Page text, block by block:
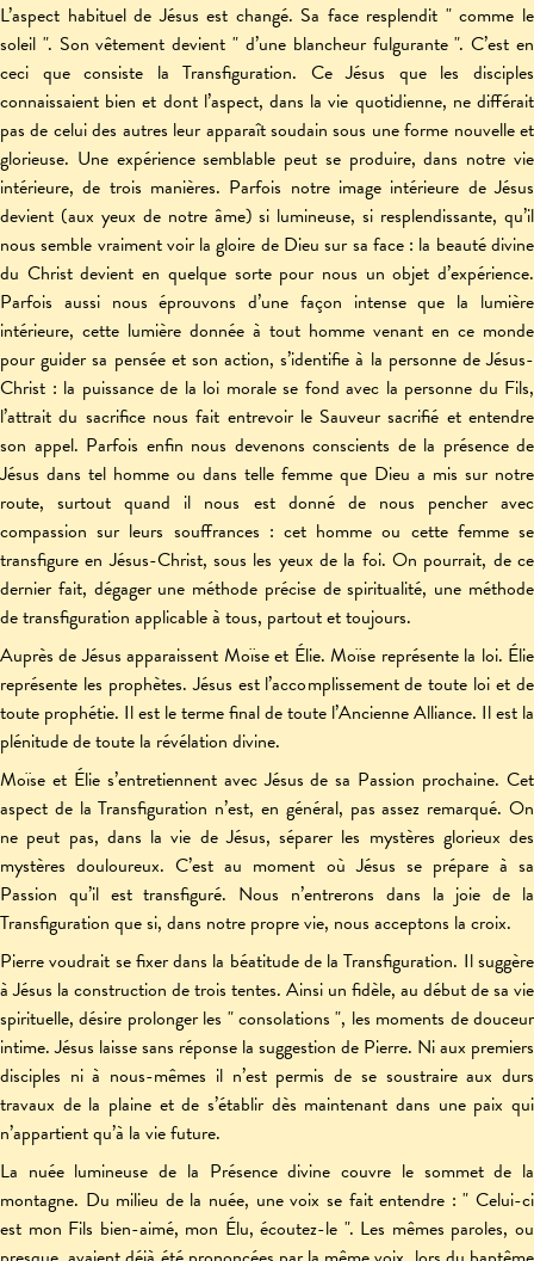
L’aspect habituel de Jésus est changé. Sa face resplendit " comme le
soleil ". Son vêtement devient " d’une blancheur fulgurante ". C’est en
ceci que consiste la Transfiguration. Ce Jésus que les disciples
connaissaient bien et dont l’aspect, dans la vie quotidienne, ne différait
pas de celui des autres leur apparaît soudain sous une forme nouvelle et
glorieuse. Une expérience semblable peut se produire, dans notre vie
intérieure, de trois manières. Parfois notre image intérieure de Jésus
devient (aux yeux de notre âme) si lumineuse, si resplendissante, qu’il
nous semble vraiment voir la gloire de Dieu sur sa face : la beauté divine
du Christ devient en quelque sorte pour nous un objet d’expérience.
Parfois aussi nous éprouvons d’une façon intense que la lumière
intérieure, cette lumière donnée à tout homme venant en ce monde
pour guider sa pensée et son action, s’identifie à la personne de Jésus-
Christ : la puissance de la loi morale se fond avec la personne du Fils,
l’attrait du sacrifice nous fait entrevoir le Sauveur sacrifié et entendre
son appel. Parfois enfin nous devenons conscients de la présence de
Jésus dans tel homme ou dans telle femme que Dieu a mis sur notre
route, surtout quand il nous est donné de nous pencher avec
compassion sur leurs souffrances : cet homme ou cette femme se
transfigure en Jésus-Christ, sous les yeux de la foi. On pourrait, de ce
dernier fait, dégager une méthode précise de spiritualité, une méthode
de transfiguration applicable à tous, partout et toujours.
Auprès de Jésus apparaissent Moïse et Élie. Moïse représente la loi. Élie
représente les prophètes. Jésus est l’accomplissement de toute loi et de
toute prophétie. Il est le terme final de toute l’Ancienne Alliance. Il est la
plénitude de toute la révélation divine.
Moïse et Élie s’entretiennent avec Jésus de sa Passion prochaine. Cet
aspect de la Transfiguration n’est, en général, pas assez remarqué. On
ne peut pas, dans la vie de Jésus, séparer les mystères glorieux des
mystères douloureux. C’est au moment où Jésus se prépare à sa
Passion qu’il est transfiguré. Nous n’entrerons dans la joie de la
Transfiguration que si, dans notre propre vie, nous acceptons la croix.
Pierre voudrait se fixer dans la béatitude de la Transfiguration. Il suggère
à Jésus la construction de trois tentes. Ainsi un fidèle, au début de sa vie
spirituelle, désire prolonger les " consolations ", les moments de douceur
intime. Jésus laisse sans réponse la suggestion de Pierre. Ni aux premiers
disciples ni à nous-mêmes il n’est permis de se soustraire aux durs
travaux de la plaine et de s’établir dès maintenant dans une paix qui
n’appartient qu’à la vie future.
La nuée lumineuse de la Présence divine couvre le sommet de la
montagne. Du milieu de la nuée, une voix se fait entendre : " Celui-ci
est mon Fils bien-aimé, mon Élu, écoutez-le ". Les mêmes paroles, ou